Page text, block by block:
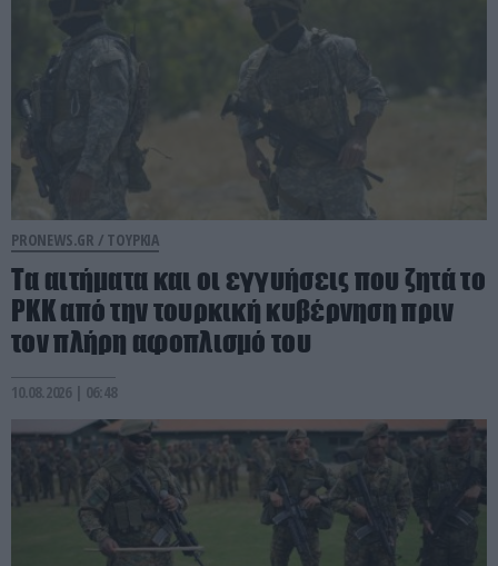
PRONEWS.GR / ΤΟΥΡΚΙΑ
Τα αιτήματα και οι εγγυήσεις που ζητά το
PKK από την τουρκική κυβέρνηση πριν
τον πλήρη αφοπλισμό του
10.08.2026 | 06:48